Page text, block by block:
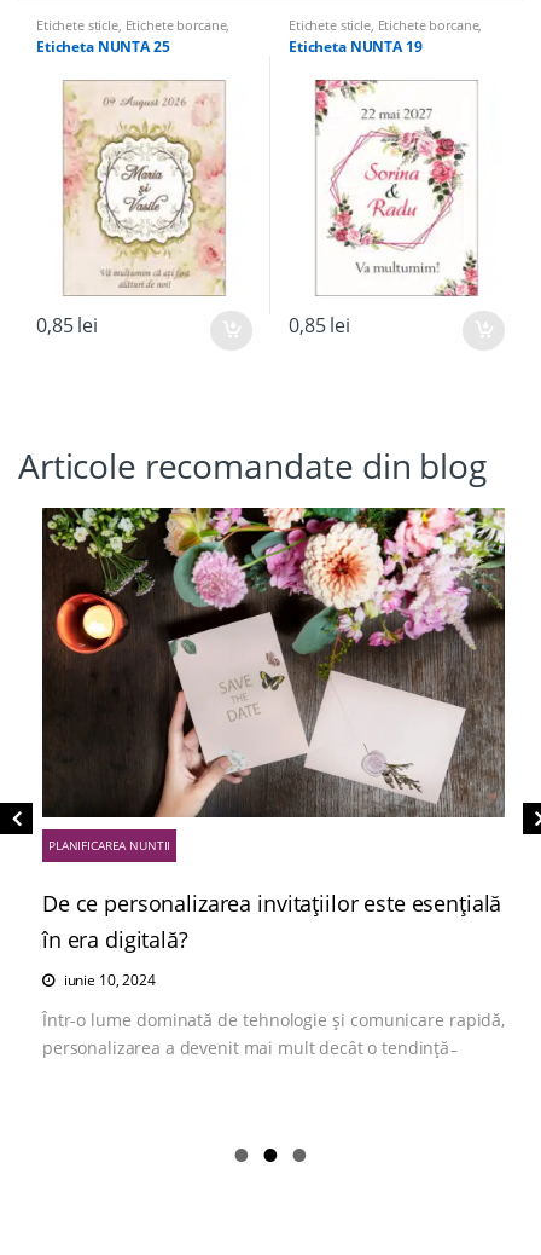
Etichete sticle, Etichete borcane,
Etichete
Eticheta NUNTA 25
0,85lei
Etichete sticle, Etichete borcane,
Etichete
Eticheta NUNTA 19
0,85lei
Articole recomandate din blog
PLANIFICAREA NUNTII
De ce personalizarea invitațiilor este esențială
în era digitală?
iunie 10, 2024
Într-o lume dominată de tehnologie și comunicare rapidă,
personalizarea a devenit mai mult decât o tendință ̵